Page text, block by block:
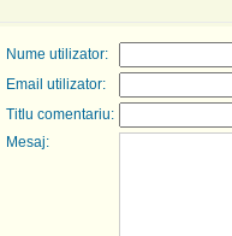
Nume utilizator:
Email utilizator:
Titlu comentariu:
Mesaj: